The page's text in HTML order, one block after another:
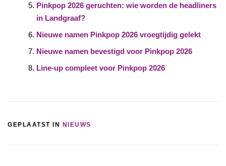
Pinkpop 2026 geruchten: wie worden de headliners
in Landgraaf?
Nieuwe namen Pinkpop 2026 vroegtijdig gelekt
Nieuwe namen bevestigd voor Pinkpop 2026
Line-up compleet voor Pinkpop 2026
GEPLAATST IN NIEUWS